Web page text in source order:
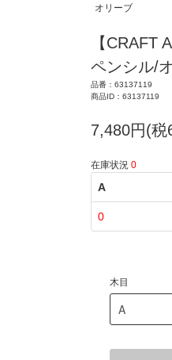
オリーブ
【CRAFT
ペンシル/
品番：63137119
商品ID：63137119
7,480円(税
在庫状況 0
A
0
木目